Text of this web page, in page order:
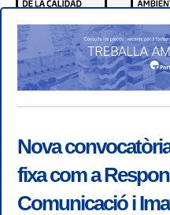
Nova
fixa com a
Comunicació i